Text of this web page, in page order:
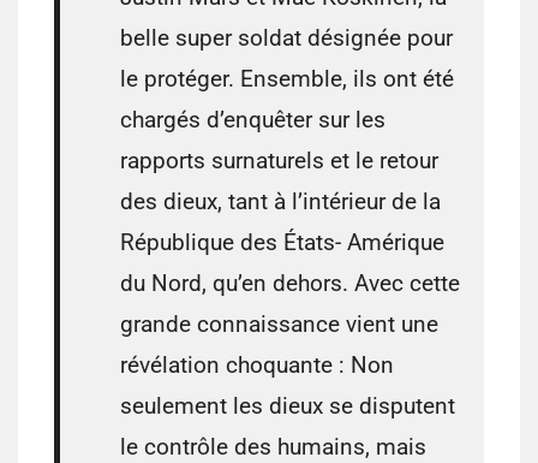
belle super soldat désignée pour
le protéger. Ensemble, ils ont été
chargés d’enquêter sur les
rapports surnaturels et le retour
des dieux, tant à l’intérieur de la
République des États- Amérique
du Nord, qu’en dehors. Avec cette
grande connaissance vient une
révélation choquante : Non
seulement les dieux se disputent
le contrôle des humains, mais